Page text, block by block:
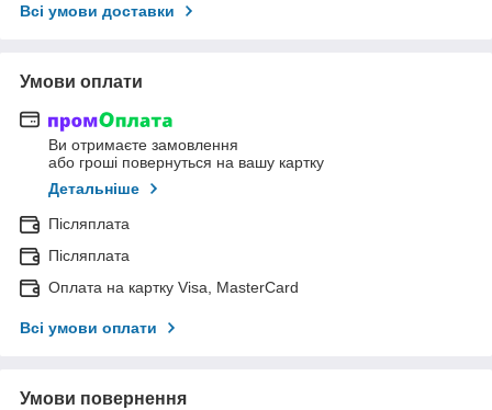
Всі умови доставки
Умови оплати
Ви отримаєте замовлення
або гроші повернуться на вашу картку
Детальніше
Післяплата
Післяплата
Оплата на картку Visa, MasterCard
Всі умови оплати
Умови повернення